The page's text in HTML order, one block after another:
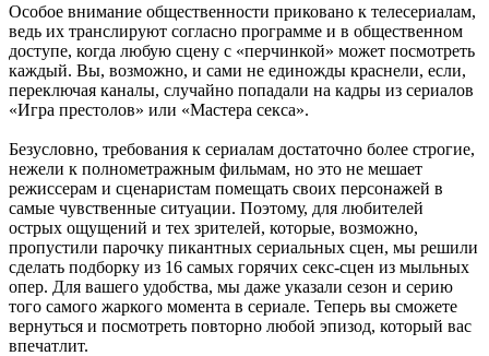
Особое внимание общественности приковано к телесериалам,
ведь их транслируют согласно программе и в общественном
доступе, когда любую сцену с «перчинкой» может посмотреть
каждый. Вы, возможно, и сами не единожды краснели, если,
переключая каналы, случайно попадали на кадры из сериалов
«Игра престолов» или «Мастера секса».
Безусловно, требования к сериалам достаточно более строгие,
нежели к полнометражным фильмам, но это не мешает
режиссерам и сценаристам помещать своих персонажей в
самые чувственные ситуации. Поэтому, для любителей
острых ощущений и тех зрителей, которые, возможно,
пропустили парочку пикантных сериальных сцен, мы решили
сделать подборку из 16 самых горячих секс-сцен из мыльных
опер. Для вашего удобства, мы даже указали сезон и серию
того самого жаркого момента в сериале. Теперь вы сможете
вернуться и посмотреть повторно любой эпизод, который вас
впечатлит.